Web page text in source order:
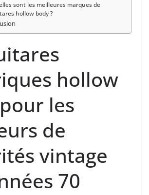
sont les meilleures marques de
hollow body ?
hollow
les
‍de
vintage
70